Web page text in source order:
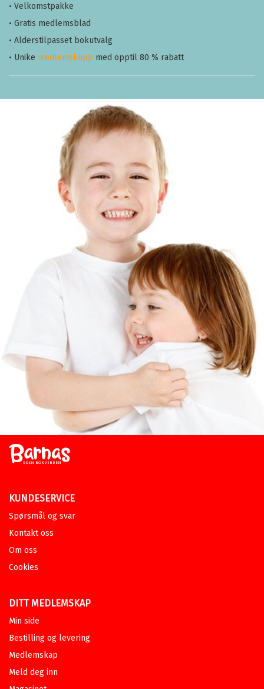
• Velkomstpakke
• Gratis medlemsblad
• Alderstilpasset bokutvalg
• Unike medlemskupp med opptil 80 % rabatt
KUNDESERVICE
Spørsmål og svar
Kontakt oss
Om oss
Cookies
DITT MEDLEMSKAP
Min side
Bestilling og levering
Medlemskap
Meld deg inn